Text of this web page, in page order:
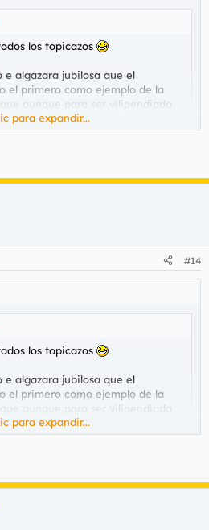
los topicazos
e algazara jubilosa que el
el primero como ejemplo de la
aunque para ser vilipendiada
lugar , muchas gracias .
para expandir...
castellanos "hombre seco, hombre
para expandir...
#14
los topicazos
e algazara jubilosa que el
el primero como ejemplo de la
aunque para ser vilipendiada
lugar , muchas gracias .
para expandir...
castellanos "hombre seco, hombre
para expandir...